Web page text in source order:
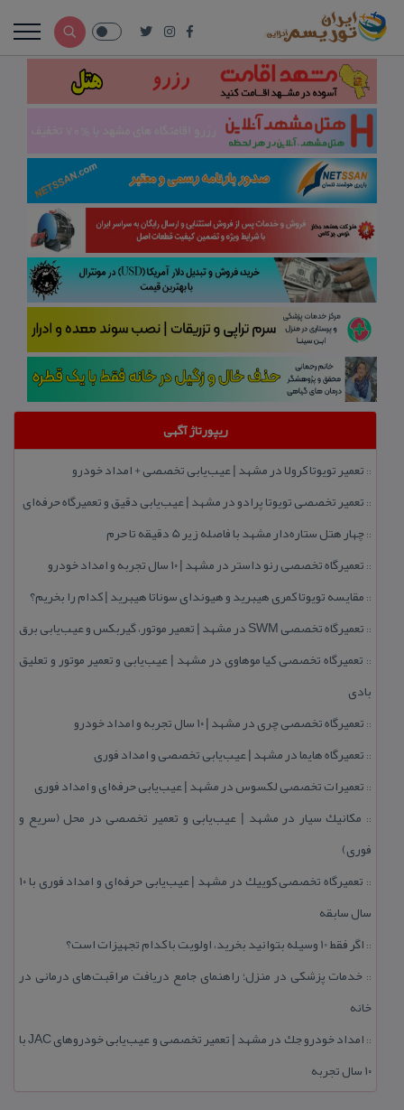
ریپورتاژ آگهی
:: تعمیر تویوتا كرولا در مشهد | عیب‌یابی تخصصی + امداد خودرو
:: تعمیر تخصصی تویوتا پرادو در مشهد | عیب‌یابی دقیق و تعمیرگاه حرفه‌ای
::چهار هتل‌ ستاره‌دار مشهد با فاصله زیر 5 دقیقه تا حرم
:: تعمیرگاه تخصصی رنو داستر در مشهد | ۱۰ سال تجربه و امداد خودرو
:: مقایسه تویوتا كمری هیبرید و هیوندای سوناتا هیبرید | كدام را بخریم؟
:: تعمیرگاه تخصصی SWM در مشهد | تعمیر موتور، گیربكس و عیب‌یابی برق
:: تعمیرگاه تخصصی كیا موهاوی در مشهد | عیب‌یابی و تعمیر موتور و تعلیق
بادی
:: تعمیرگاه تخصصی چری در مشهد | ۱۰ سال تجربه و امداد خودرو
:: تعمیرگاه هایما در مشهد | عیب‌یابی تخصصی و امداد فوری
:: تعمیرات تخصصی لكسوس در مشهد | عیب‌یابی حرفه‌ای و امداد فوری
:: مكانیك سیار در مشهد | عیب‌یابی و تعمیر تخصصی در محل (سریع و
فوری)
::
تعمیرگاه تخصصی كوییك در مشهد | عیب‌یابی حرفه‌ای و امداد فوری با ۱۰
سال سابقه
:: اگر فقط 10 وسیله بتوانید بخرید، اولویت با كدام تجهیزات است؟
:: خدمات پزشكی در منزل؛ راهنمای جامع دریافت مراقبت‌های درمانی در
خانه
::
امداد خودرو جك در مشهد | تعمیر تخصصی و عیب‌یابی خودروهای JAC با
۱۰ سال تجربه